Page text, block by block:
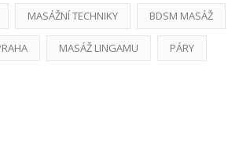
MASÁŽNÍ TECHNIKY BDSM MASÁŽ
MASÁŽ LINGAMU PÁRY